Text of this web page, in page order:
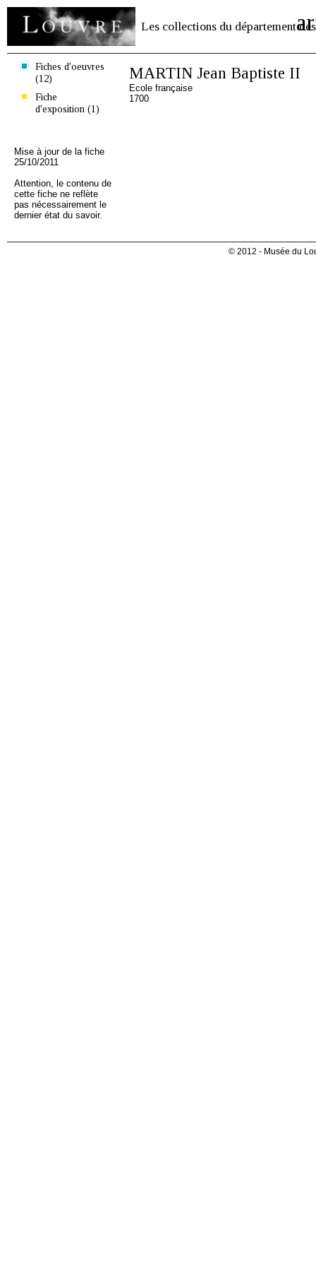
Les collections du département des
Fiches d'oeuvres
(12)
Fiche
d'exposition (1)
Mise à jour de la fiche
25/10/2011
Attention, le contenu de
cette fiche ne reflète
pas nécessairement le
dernier état du savoir.
MARTIN Jean Baptiste II
Ecole française
1700
© 2012 - Musée du